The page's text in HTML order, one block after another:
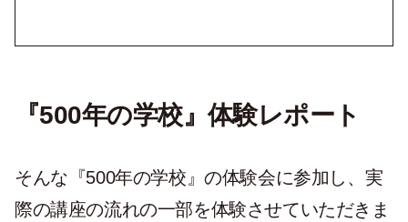
『500年の学校』体験レポート
そんな『500年の学校』の体験会に参加し、実
際の講座の流れの一部を体験させていただきま